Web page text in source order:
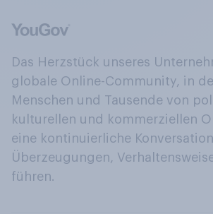
Das Herzstück unseres
globale Online-Community, in
Menschen und Tausende von
kulturellen und kommerziellen
eine kontinuierliche
Überzeugungen,
führen.